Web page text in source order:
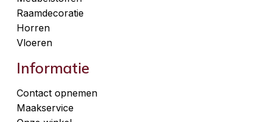
Raamdecoratie
Horren
Vloeren
Informatie
Contact opnemen
Maakservice